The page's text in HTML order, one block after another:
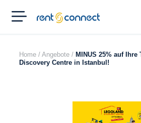
RENT'N
CONNECT
Home / Angebote / MINUS 25% auf
Discovery Centre in Istanbul!